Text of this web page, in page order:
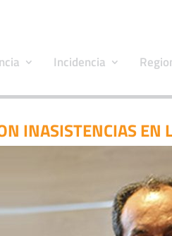
Incidencia
INASISTENCIAS